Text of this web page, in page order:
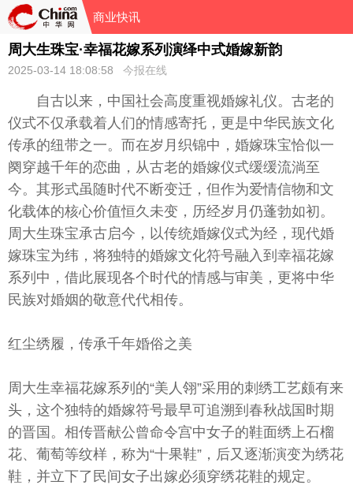
商业快讯
周大生珠宝·幸福花嫁系列演绎中式婚嫁新韵
2025-03-14 18:08:58 今报在线
自古以来，中国社会高度重视婚嫁礼仪。古老的
仪式不仅承载着人们的情感寄托，更是中华民族文化
传承的纽带之一。而在岁月织锦中，婚嫁珠宝恰似一
阕穿越千年的恋曲，从古老的婚嫁仪式缓缓流淌至
今。其形式虽随时代不断变迁，但作为爱情信物和文
化载体的核心价值恒久未变，历经岁月仍蓬勃如初。
周大生珠宝承古启今，以传统婚嫁仪式为经，现代婚
嫁珠宝为纬，将独特的婚嫁文化符号融入到幸福花嫁
系列中，借此展现各个时代的情感与审美，更将中华
民族对婚姻的敬意代代相传。
红尘绣履，传承千年婚俗之美
周大生幸福花嫁系列的“美人翎”采用的刺绣工艺颇有来
头，这个独特的婚嫁符号最早可追溯到春秋战国时期
的晋国。相传晋献公曾命令宫中女子的鞋面绣上石榴
花、葡萄等纹样，称为“十果鞋”，后又逐渐演变为绣花
鞋，并立下了民间女子出嫁必须穿绣花鞋的规定。